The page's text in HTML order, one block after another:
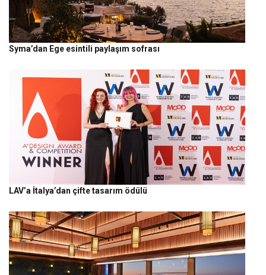
Syma’dan Ege esintili paylaşım sofrası
LAV’a İtalya’dan çifte tasarım ödülü